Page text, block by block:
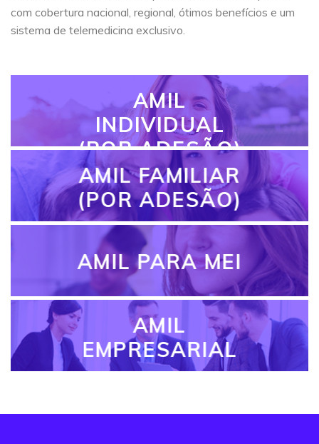
com cobertura nacional, regional, ótimos benefícios e um
sistema de telemedicina exclusivo.
AMIL
INDIVIDUAL
(POR ADESÃO)
AMIL FAMILIAR
(POR ADESÃO)
AMIL PARA MEI
AMIL
EMPRESARIAL